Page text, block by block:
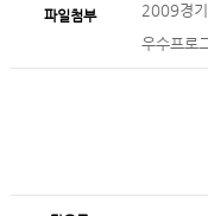
파일첨부
2009경
우수프로